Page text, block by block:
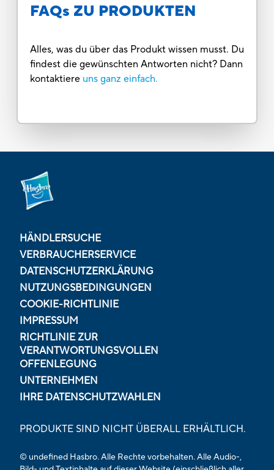
FAQs ZU PRODUKTEN
Alles, was du über das Produkt wissen musst. Du
findest die gewünschten Antworten nicht? Dann
kontaktiere uns ganz einfach.
HÄNDLERSUCHE
VERBRAUCHERSERVICE
DATENSCHUTZERKLÄRUNG
NUTZUNGSBEDINGUNGEN
COOKIE-RICHTLINIE
IMPRESSUM
RICHTLINIE ZUR
VERANTWORTUNGSVOLLEN
OFFENLEGUNG
UNTERNEHMEN
IHRE DATENSCHUTZWAHLEN
PRODUKTE SIND NICHT ÜBERALL ERHÄLTLICH.
© undefined Hasbro. Alle Rechte vorbehalten. Alle Audio-,